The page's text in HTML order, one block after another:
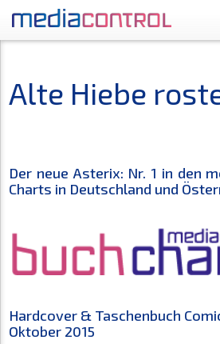
Alte Hiebe
Der neue Asterix: Nr. 1 in den
Charts in Deutschland und
Hardcover & Taschenbuch
Oktober 2015